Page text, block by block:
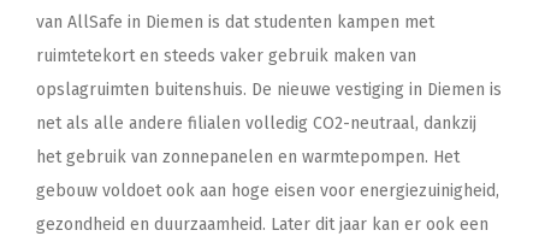
van AllSafe in Diemen is dat studenten kampen met
ruimtetekort en steeds vaker gebruik maken van
opslagruimten buitenshuis. De nieuwe vestiging in Diemen is
net als alle andere filialen volledig CO2-neutraal, dankzij
het gebruik van zonnepanelen en warmtepompen. Het
gebouw voldoet ook aan hoge eisen voor energiezuinigheid,
gezondheid en duurzaamheid. Later dit jaar kan er ook een